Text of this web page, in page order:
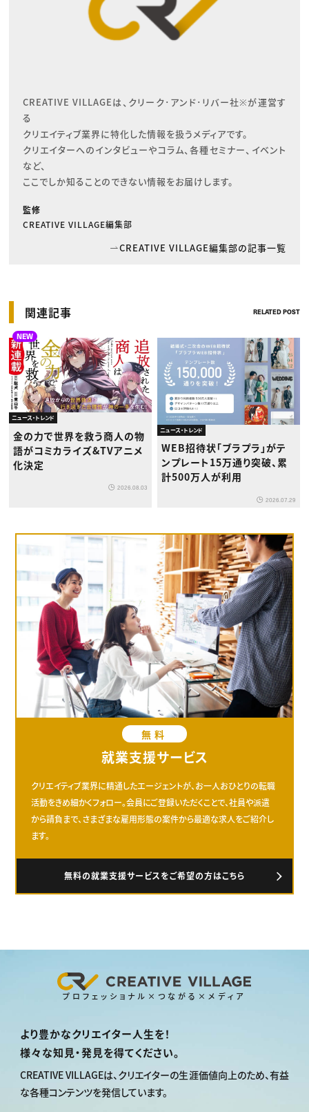
CREATIVE VILLAGEは、クリーク･アンド･リバー社※が運営す
る
クリエイティブ業界に特化した情報を扱うメディアです。
クリエイターへのインタビューやコラム、各種セミナー、イベント
など、
ここでしか知ることのできない情報をお届けします。
監修
CREATIVE VILLAGE編集部
CREATIVE VILLAGE編集部の記事一覧
関連記事 RELATED POST
NEW
ニュース・トレンド
金の力で世界を救う商人の物
語がコミカライズ&TVアニメ
化決定
2026.08.03
ニュース・トレンド
WEB招待状「ブラプラ」がテ
ンプレート15万通り突破、累
計500万人が利用
2026.07.29
無料
就業支援サービス
クリエイティブ業界に精通したエージェントが、お一人おひとりの転職
活動をきめ細かくフォロー。会員にご登録いただくことで、社員や派遣
から請負まで、さまざまな雇用形態の案件から最適な求人をご紹介し
ます。
無料の就業支援サービスをご希望の方はこちら
プロフェッショナル×つながる×メディア
より豊かなクリエイター人生を！
様々な知見・発見を得てください。
CREATIVE VILLAGEは、クリエイターの生涯価値向上のため、有益
な各種コンテンツを発信しています。